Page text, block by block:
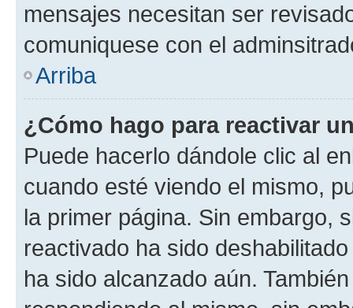
mensajes necesitan ser
comuniquese con el
Arriba
¿Cómo hago para reactivar
Puede hacerlo dándole clic al
cuando esté viendo el mismo,
la primer página. Sin embargo,
reactivado ha sido
ha sido alcanzado aún.